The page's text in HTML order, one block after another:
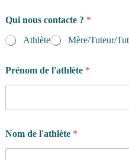
u
d
u
é
a
e
s
Qui nous contacte ? *
Athlète
Mère/Tuteur/
Prénom de l'athlète *
Nom de l'athlète *